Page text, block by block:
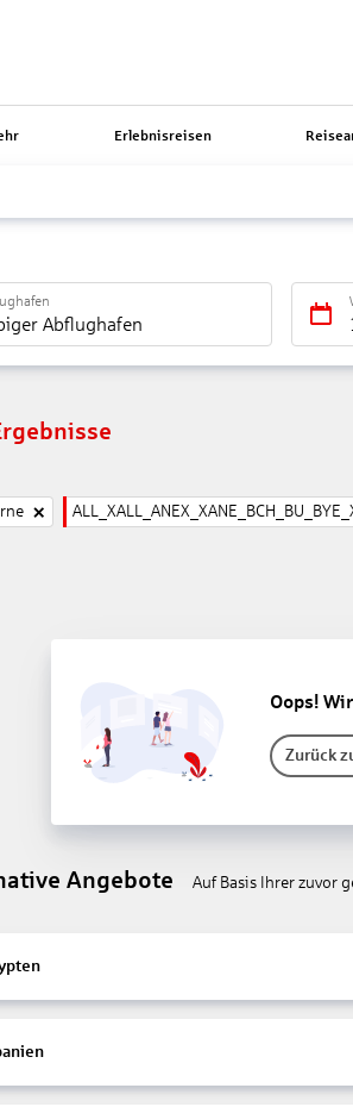
Erlebnisreisen
Abflughafen
Oops!
Zurück
Angebote Auf Basis Ihrer zuvor